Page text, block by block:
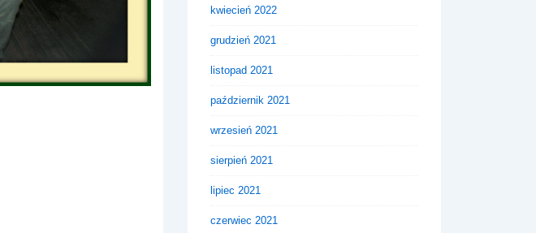
kwiecień 2022
grudzień 2021
listopad 2021
październik 2021
wrzesień 2021
sierpień 2021
lipiec 2021
czerwiec 2021